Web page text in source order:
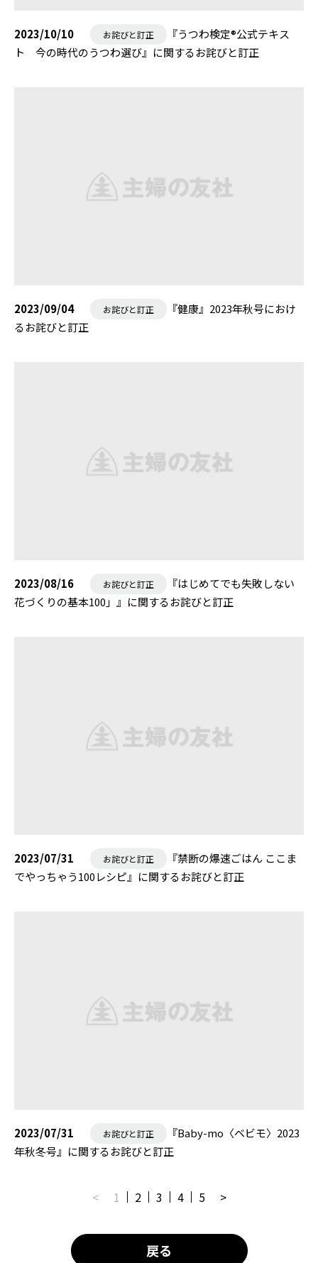
2023/10/10 お詫びと訂正
『うつわ検定®公式テキス
ト 今の時代のうつわ選び』に関するお詫びと訂正
2023/09/04 お詫びと訂正
『健康』2023年秋号におけ
るお詫びと訂正
2023/08/16 お詫びと訂正
『はじめてでも失敗しない
花づくりの基本100」』に関するお詫びと訂正
2023/07/31 お詫びと訂正
『禁断の爆速ごはん ここま
でやっちゃう100レシピ』に関するお詫びと訂正
2023/07/31 お詫びと訂正
『Baby-mo〈ベビモ〉2023
年秋冬号』に関するお詫びと訂正
< 1 2 3 4 5 >
戻る